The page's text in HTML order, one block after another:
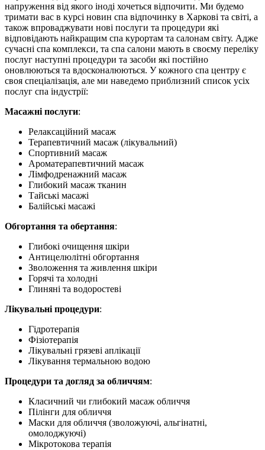
напруження від якого іноді хочеться відпочити. Ми будемо
тримати вас в курсі новин спа відпочинку в Харкові та світі, а
також впроваджувати нові послуги та процедури які
відповідають найкращим спа курортам та салонам світу. Адже
сучасні спа комплекси, та спа салони мають в своєму переліку
послуг наступні процедури та засоби які постійно
оновлюються та вдосконалюються. У кожного спа центру є
своя спеціалізація, але ми наведемо приблизний список усіх
послуг спа індустрії:
Масажні послуги:
Релаксаційний масаж
Терапевтичний масаж (лікувальний)
Спортивний масаж
Ароматерапевтичний масаж
Лімфодренажний масаж
Глибокий масаж тканин
Тайські масажі
Балійські масажі
Обгортання та обертання:
Глибокі очищення шкіри
Антицелюлітні обгортання
Зволоження та живлення шкіри
Горячі та холодні
Глиняні та водоростеві
Лікувальні процедури:
Гідротерапія
Фізіотерапія
Лікувальні грязеві аплікації
Лікування термальною водою
Процедури та догляд за обличчям:
Класичний чи глибокий масаж обличчя
Пілінги для обличчя
Маски для обличчя (зволожуючі, альгінатні,
омолоджуючі)
Мікротокова терапія